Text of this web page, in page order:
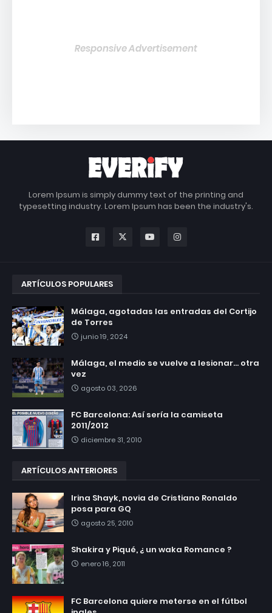
Responsive Advertisement
Lorem Ipsum is simply dummy text of the printing and
typesetting industry. Lorem Ipsum has been the industry's.
ARTÍCULOS POPULARES
Málaga, agotadas las entradas del Cortijo
de Torres
junio 19, 2024
Málaga, el medio se vuelve a lesionar... otra
vez
agosto 03, 2026
FC Barcelona: Así sería la camiseta
2011/2012
diciembre 31, 2010
ARTÍCULOS ANTERIORES
Irina Shayk, novia de Cristiano Ronaldo
posa para GQ
agosto 25, 2010
Shakira y Piqué, ¿ un waka Romance ?
enero 16, 2011
FC Barcelona quiere meterse en el fútbol